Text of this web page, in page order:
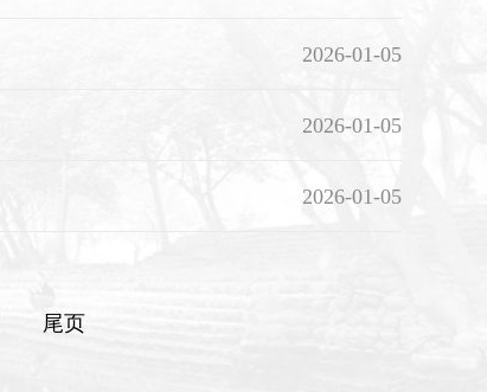
2026-01-05
2026-01-05
2026-01-05
尾页